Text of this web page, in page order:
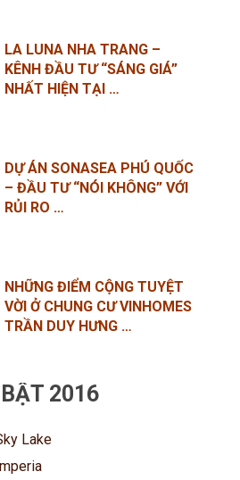
LA LUNA NHA TRANG –
KÊNH ĐẦU TƯ “SÁNG GIÁ”
NHẤT HIỆN TẠI …
DỰ ÁN SONASEA PHÚ QUỐC
– ĐẦU TƯ “NÓI KHÔNG” VỚI
RỦI RO …
NHỮNG ĐIỂM CỘNG TUYỆT
VỜI Ở CHUNG CƯ VINHOMES
TRẦN DUY HƯNG …
2016
Lake